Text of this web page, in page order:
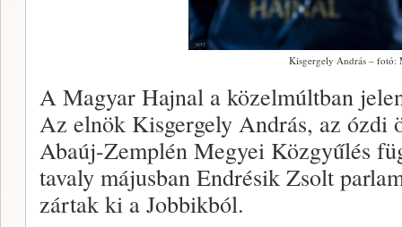
Kisgergely András – fotó:
A Magyar Hajnal a közelmúltban
Az elnök Kisgergely András, az ózdi
Abaúj-Zemplén Megyei Közgyűlés
tavaly májusban Endrésik Zsolt
zártak ki a Jobbikból.